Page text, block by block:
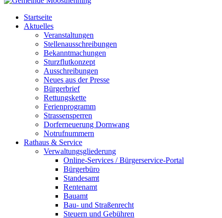
Startseite
Aktuelles
Veranstaltungen
Stellenausschreibungen
Bekanntmachungen
Sturzflutkonzept
Ausschreibungen
Neues aus der Presse
Bürgerbrief
Rettungskette
Ferienprogramm
Strassensperren
Dorferneuerung Dornwang
Notrufnummern
Rathaus & Service
Verwaltungsgliederung
Online-Services / Bürgerservice-Portal
Bürgerbüro
Standesamt
Rentenamt
Bauamt
Bau- und Straßenrecht
Steuern und Gebühren